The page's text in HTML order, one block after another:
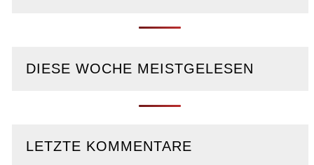
DIESE WOCHE MEISTGELESEN
LETZTE KOMMENTARE